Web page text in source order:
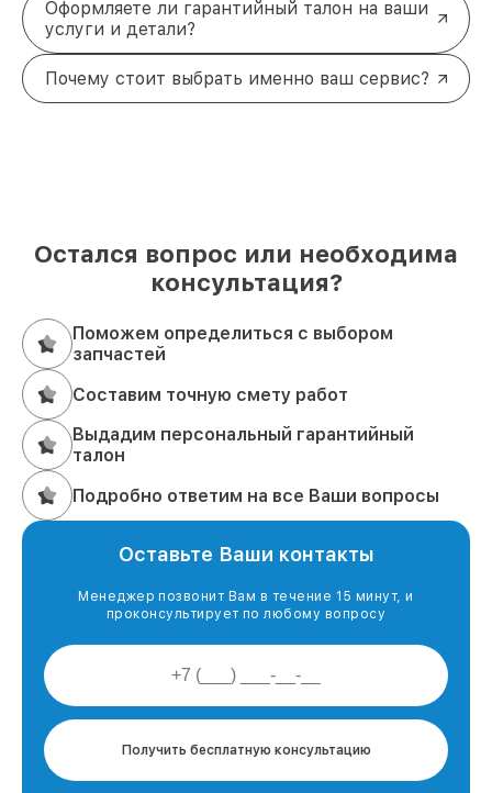
Оформляете ли гарантийный талон на ваши
услуги и детали?
Почему стоит выбрать именно ваш сервис?
Остался вопрос или необходима
консультация?
Поможем определиться с выбором
запчастей
Составим точную смету работ
Выдадим персональный гарантийный
талон
Подробно ответим на все Ваши вопросы
Оставьте Ваши контакты
Менеджер позвонит Вам в течение 15 минут, и
проконсультирует по любому вопросу
Получить бесплатную консультацию